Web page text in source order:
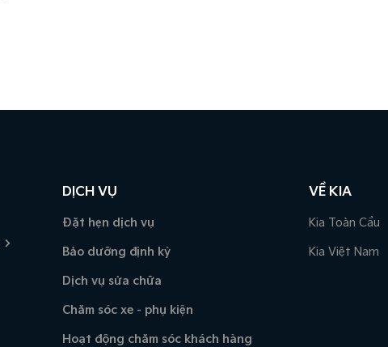
DỊCH VỤ
Đặt hẹn dịch vụ
Bảo dưỡng định kỳ
Dịch vụ sửa chữa
Chăm sóc xe - phụ kiện
Hoạt động chăm sóc khách hàng
VỀ KIA
Kia Toàn Cầu
Kia Việt Nam